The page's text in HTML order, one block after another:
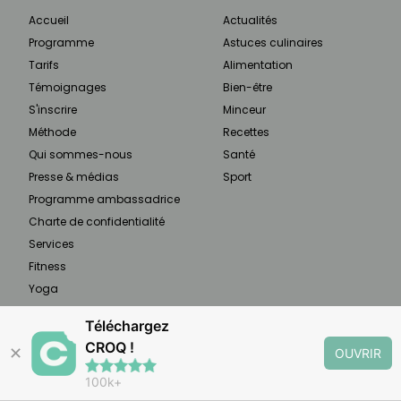
À PROPOS
CROQ est un rééquilibrage alimentaire qui vous
Accueil
Programme
Tarifs
Témoignages
S'inscrire
Méthode
Qui sommes-nous
Presse & médias
Programme ambassadrice
Charte de confidentialité
Services
Fitness
Yoga
Actualités
Astuces culinaires
Alimentation
Bien-être
Minceur
Recettes
Santé
Sport
✕
Téléchargez
CROQ !
100k+
OUVRIR